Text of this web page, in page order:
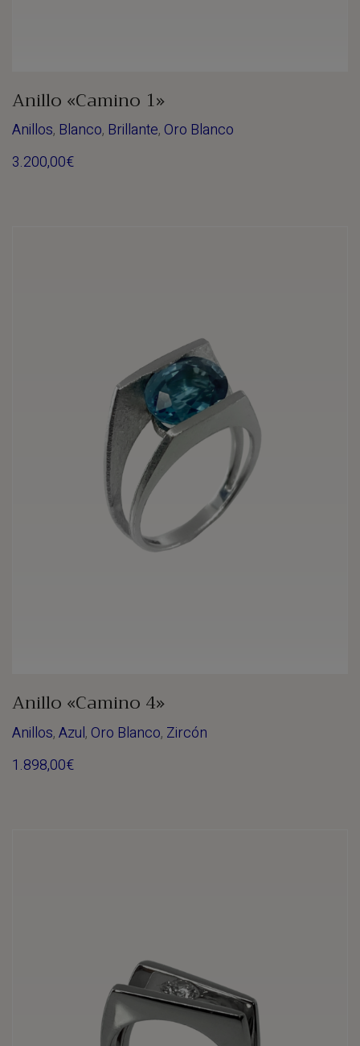
Anillo «Camino 1»
Anillos, Blanco, Brillante,Oro Blanco
3.200,00€
Anillo «Camino 4»
Anillos,Azul,Oro Blanco, Zircón
1.898,00€